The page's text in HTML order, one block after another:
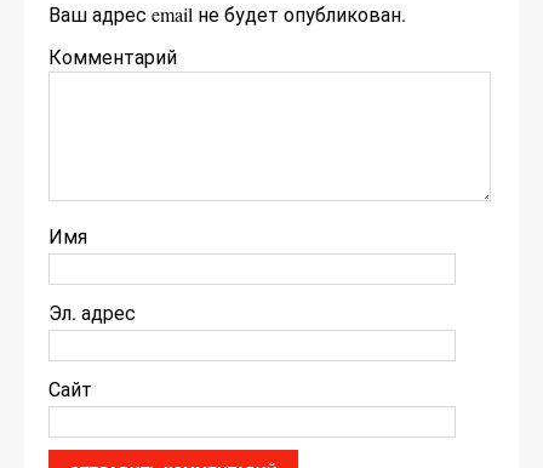
Ваш адрес email не будет опубликован.
Комментарий
Имя
Эл. адрес
Сайт